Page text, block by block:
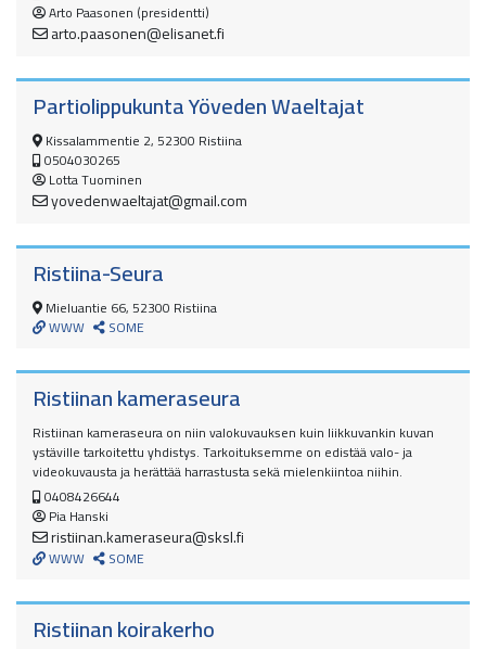
Arto Paasonen (presidentti)
arto.paasonen@elisanet.fi
Partiolippukunta Yöveden Waeltajat
Kissalammentie 2, 52300 Ristiina
0504030265
Lotta Tuominen
yovedenwaeltajat@gmail.com
Ristiina-Seura
Mieluantie 66, 52300 Ristiina
WWW SOME
Ristiinan kameraseura
Ristiinan kameraseura on niin valokuvauksen kuin liikkuvankin kuvan
ystäville tarkoitettu yhdistys. Tarkoituksemme on edistää valo- ja
videokuvausta ja herättää harrastusta sekä mielenkiintoa niihin.
0408426644
Pia Hanski
ristiinan.kameraseura@sksl.fi
WWW SOME
Ristiinan koirakerho